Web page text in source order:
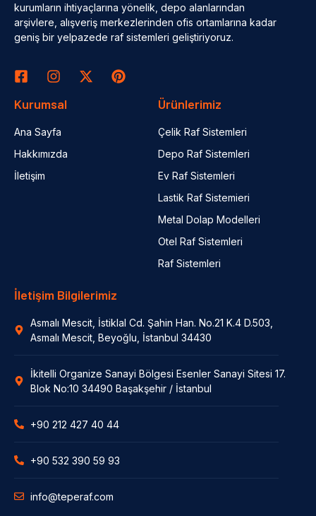
kurumların ihtiyaçlarına yönelik, depo alanlarından
arşivlere, alışveriş merkezlerinden ofis ortamlarına kadar
geniş bir yelpazede raf sistemleri geliştiriyoruz.
Kurumsal
Ana Sayfa
Hakkımızda
İletişim
Ürünlerimiz
Çelik Raf Sistemleri
Depo Raf Sistemleri
Ev Raf Sistemleri
Lastik Raf Sistemieri
Metal Dolap Modelleri
Otel Raf Sistemleri
Raf Sistemleri
İletişim Bilgilerimiz
Asmalı Mescit, İstiklal Cd. Şahin Han. No.21 K.4 D.503,
Asmalı Mescit, Beyoğlu, İstanbul 34430
İkitelli Organize Sanayi Bölgesi Esenler Sanayi Sitesi 17.
Blok No:10 34490 Başakşehir / İstanbul
+90 212 427 40 44
+90 532 390 59 93
info@teperaf.com